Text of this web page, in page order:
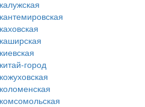
калужская
кантемировская
каховская
каширская
киевская
китай-город
кожуховская
коломенская
комсомольская